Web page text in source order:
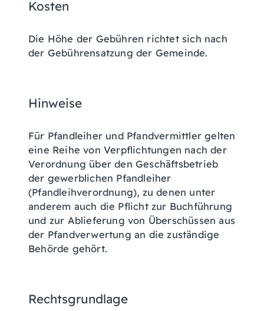
Kosten
Die Höhe der Gebühren richtet sich nach
der Gebührensatzung der Gemeinde.
Hinweise
Für Pfandleiher und Pfandvermittler gelten
eine Reihe von Verpflichtungen nach der
Verordnung über den Geschäftsbetrieb
der gewerblichen Pfandleiher
(Pfandleihverordnung), zu denen unter
anderem auch die Pflicht zur Buchführung
und zur Ablieferung von Überschüssen aus
der Pfandverwertung an die zuständige
Behörde gehört.
Rechtsgrundlage